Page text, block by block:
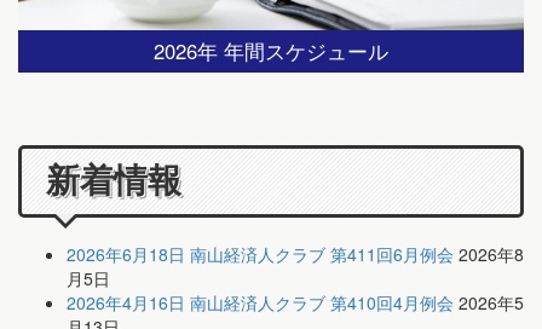
2026年 年間スケジュール
新着情報
2026年6月18日 南山経済人クラブ 第411回6月例会 2026年8
月5日
2026年4月16日 南山経済人クラブ 第410回4月例会 2026年5